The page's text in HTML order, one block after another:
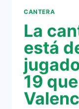
CANTERA
La
está
19